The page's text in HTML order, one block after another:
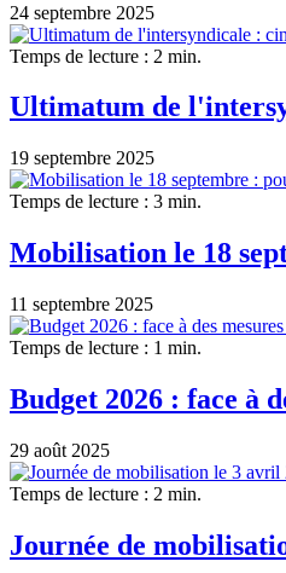
24 septembre 2025
Temps de lecture : 2 min.
Ultimatum de
19 septembre 2025
Temps de lecture : 3 min.
Mobilisation le 18
11 septembre 2025
Temps de lecture : 1 min.
Budget 2026 : face à
29 août 2025
Temps de lecture : 2 min.
Journée de